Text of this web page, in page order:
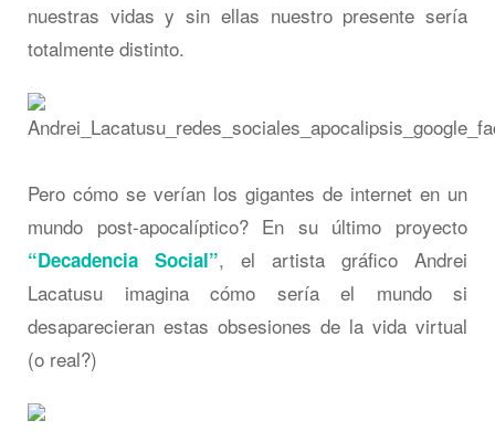
nuestras vidas y sin ellas nuestro presente sería
totalmente distinto.
Pero cómo se verían los gigantes de internet en un
mundo post-apocalíptico? En su último proyecto
“Decadencia Social”, el artista gráfico Andrei
Lacatusu imagina cómo sería el mundo si
desaparecieran estas obsesiones de la vida virtual
(o real?)